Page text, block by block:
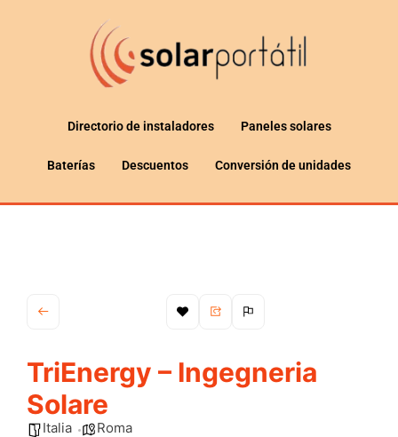
Directorio de instaladores Paneles solares
Baterías Descuentos Conversión de unidades
TriEnergy – Ingegneria
Solare
Italia Roma